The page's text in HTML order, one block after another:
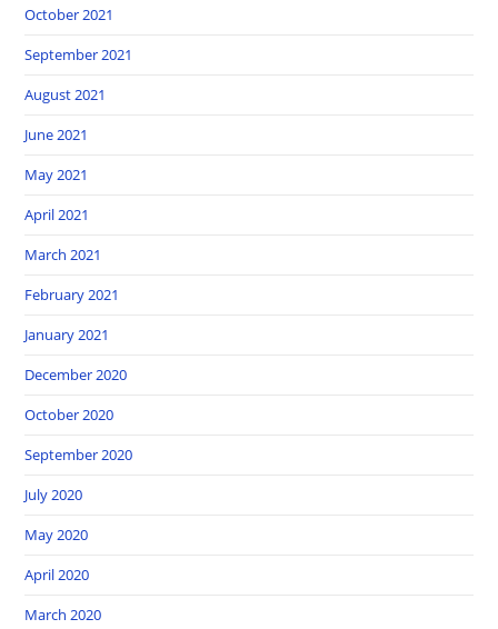
October 2021
September 2021
August 2021
June 2021
May 2021
April 2021
March 2021
February 2021
January 2021
December 2020
October 2020
September 2020
July 2020
May 2020
April 2020
March 2020